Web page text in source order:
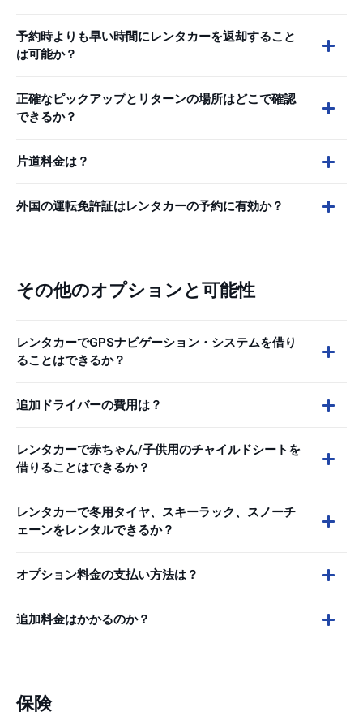
予約時よりも早い時間にレンタカーを返却すること
は可能か？
正確なピックアップとリターンの場所はどこで確認
できるか？
片道料金は？
外国の運転免許証はレンタカーの予約に有効か？
その他のオプションと可能性
レンタカーでGPSナビゲーション・システムを借り
ることはできるか？
追加ドライバーの費用は？
レンタカーで赤ちゃん/子供用のチャイルドシートを
借りることはできるか？
レンタカーで冬用タイヤ、スキーラック、スノーチ
ェーンをレンタルできるか？
オプション料金の支払い方法は？
追加料金はかかるのか？
保険